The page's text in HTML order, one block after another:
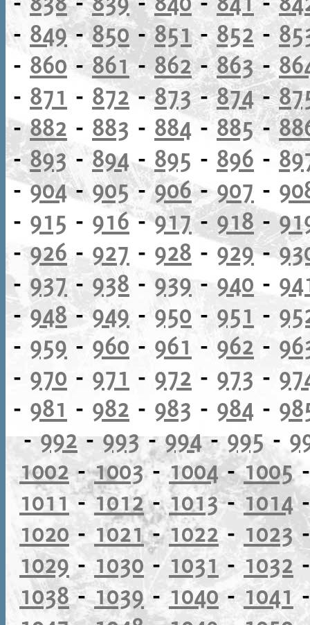
- 849-850-851- 852-
- 860 -861- 862-863-
- 871 - 872-873-874-
-882 - 883 - 884- 885-
-893-894- 895 - 896 -
-904-905-906-907 -
- 915 - 916-917-918 -
-926 - 927 - 928 - 929-
- 937-938 - 939- 940 -
-948-949 - 950 - 951 -
- 959 - 960 - 961 - 962 -
- 970 - 971 - 972 - 973 -
- 981 - 982 - 983 - 984 -
-992-993-994- 995 -
1002-1003-1004-1005
1011-1012-1013-1014
1020 - 1021-1022 - 1023
1029 -1030- 1031 -1032
1038-1039 - 1040- 1041